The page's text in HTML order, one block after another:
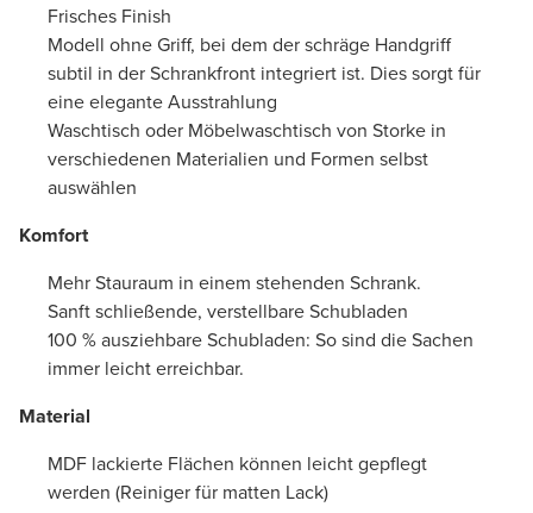
Frisches Finish
Modell ohne Griff, bei dem der schräge Handgriff
subtil in der Schrankfront integriert ist. Dies sorgt für
eine elegante Ausstrahlung
Waschtisch oder Möbelwaschtisch von Storke in
verschiedenen Materialien und Formen selbst
auswählen
Komfort
Mehr Stauraum in einem stehenden Schrank.
Sanft schließende, verstellbare Schubladen
100 % ausziehbare Schubladen: So sind die Sachen
immer leicht erreichbar.
Material
MDF lackierte Flächen können leicht gepflegt
werden (Reiniger für matten Lack)